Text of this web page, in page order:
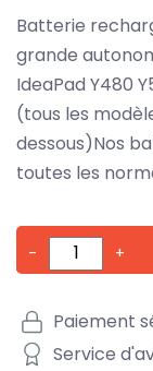
Batterie
grande
IdeaPad Y480
(tous les
dessous)Nos
toutes les
- +
Paiement
Service